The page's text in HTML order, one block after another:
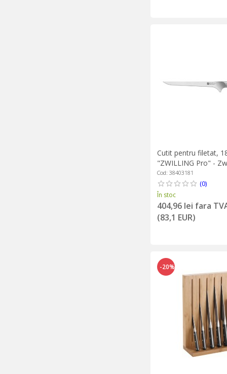
Cutit pentru filetat,
"ZWILLING Pro" -
Cod: 38403181
(0)
În stoc
404,96 lei fara
(83,1 EUR)
-20%